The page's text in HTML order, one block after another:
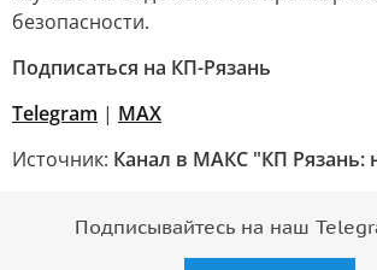
безопасности.
Подписаться на КП-Рязань
Telegram | МАХ
Источник: Канал в МАКС "КП Рязань:
Подписывайтесь на наш